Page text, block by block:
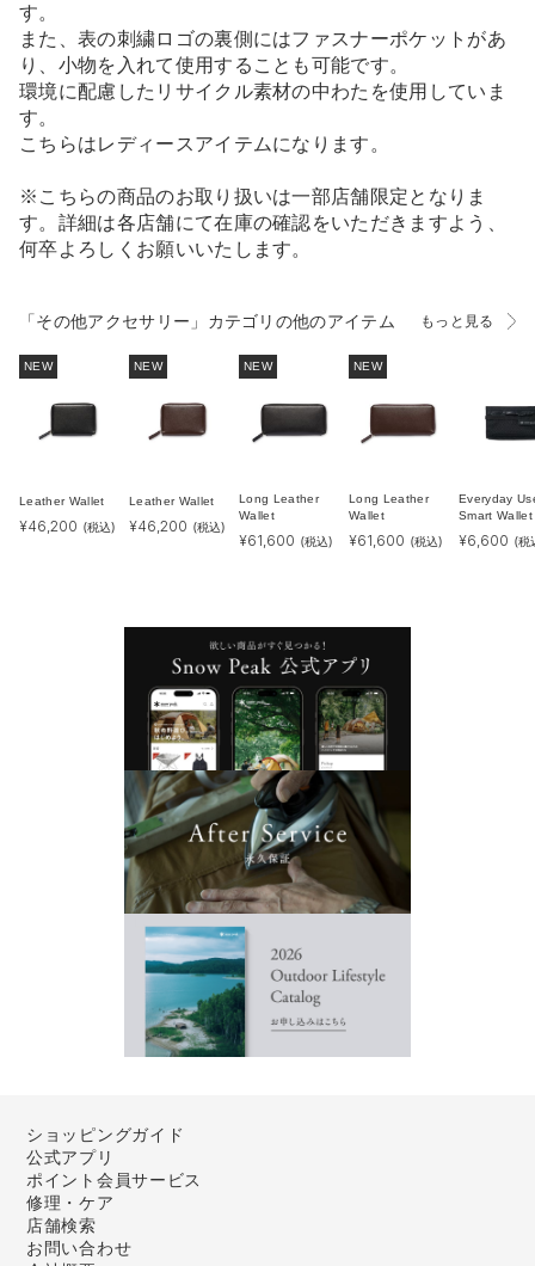
す。
また、表の刺繍ロゴの裏側にはファスナーポケットがあ
り、小物を入れて使用することも可能です。
環境に配慮したリサイクル素材の中わたを使用していま
す。
こちらはレディースアイテムになります。
※こちらの商品のお取り扱いは一部店舗限定となりま
す。詳細は各店舗にて在庫の確認をいただきますよう、
何卒よろしくお願いいたします。
「その他アクセサリー」カテゴリの他のアイテム もっと見る
NEW
Leather Wallet
¥46,200 (税込)
NEW
Leather Wallet
¥46,200 (税込)
NEW
Long Leather
Wallet
¥61,600 (税込)
NEW
Long Leather
Wallet
¥61,600 (税込)
Everyday
Smart Wallet
¥6,600 (税
ショッピングガイド
公式アプリ
ポイント会員サービス
修理・ケア
店舗検索
お問い合わせ